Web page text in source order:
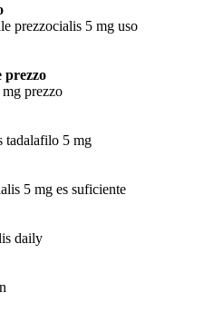
cialis 5 mg uso
prezzo
prezzo
tadalafilo 5 mg
5 mg es suficiente
daily